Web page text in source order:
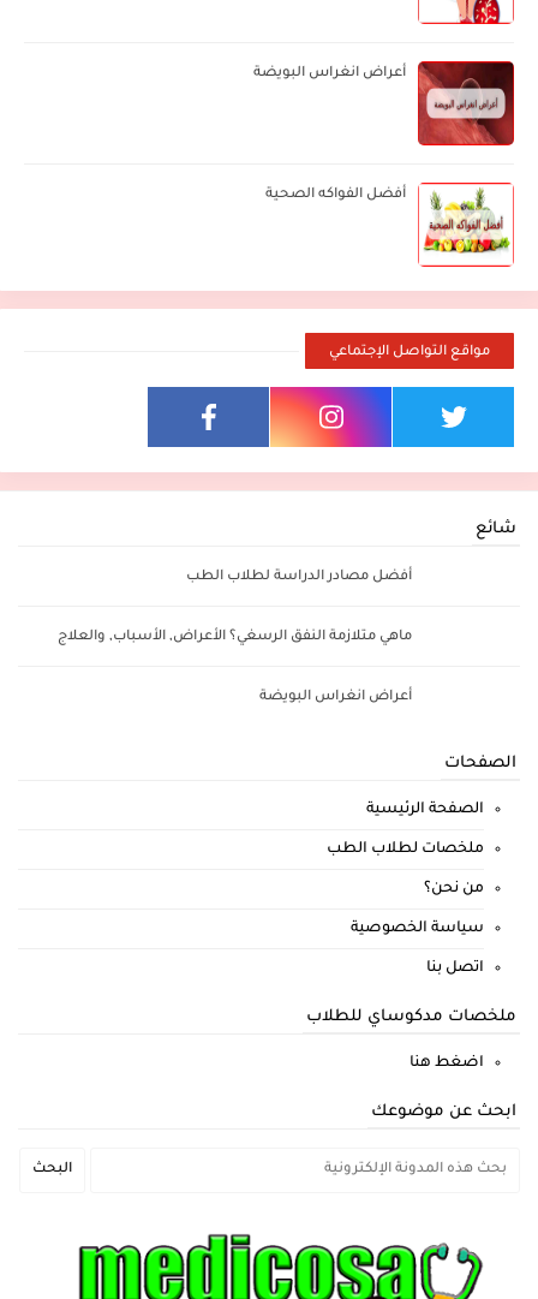
أعراض انغراس البويضة
أفضل الفواكه الصحية
مواقع التواصل الإجتماعي
شائع
أفضل مصادر الدراسة لطلاب الطب
ماهي متلازمة النفق الرسغي؟ الأعراض, الأسباب, والعلاج
أعراض انغراس البويضة
الصفحات
الصفحة الرئيسية
ملخصات لطلاب الطب
من نحن؟
سياسة الخصوصية
اتصل بنا
ملخصات مدكوساي للطلاب
اضغط هنا
ابحث عن موضوعك